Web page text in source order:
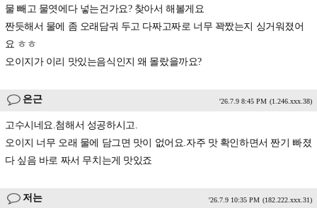
물 빼고 물엿에다 넣는건가요? 찾아서 해볼게요
짠듯해서 물에 좀 오래담궈 두고 다짜고짜로 너무 꽉짰는지 싱거워졌어
요 ㅎㅎ
오이지가 이리 맛있는음식인지 왜 몰랐을까요?
은근 '26.7.9 8:45 PM (1.246.xxx.38)
고수시네요.첨해서 성공하시고.
오이지 너무 오래 물에 담그면 맛이 없어요.자주 맛 확인하면서 짠기 빠졌
다 싶음 바로 짜서 무치는게 맛있죠
저는 '26.7.9 10:35 PM (182.222.xxx.31)